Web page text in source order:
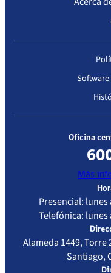
Oficina
Más
Presencial: lunes
Telefónica: lunes
Alameda 1449, Torre
Santiago,